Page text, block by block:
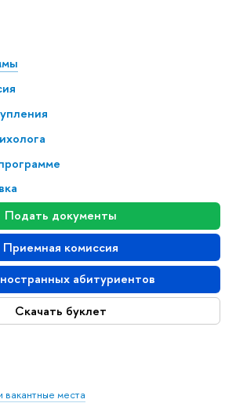
Подать документы
Приемная комиссия
абитуриентов
Скачать буклет
вакантные места